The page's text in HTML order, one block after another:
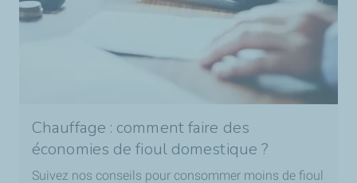
Chauffage : comment faire des
économies de fioul domestique ?
Suivez nos conseils pour consommer moins de fioul